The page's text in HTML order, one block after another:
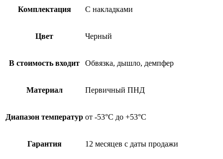
Комплектация С накладками
Цвет Черный
В стоимость входит Обвязка, дышло, демпфер
Материал Первичный ПНД
Диапазон температур от -53°С до +53°С
Гарантия 12 месяцев с даты продажи